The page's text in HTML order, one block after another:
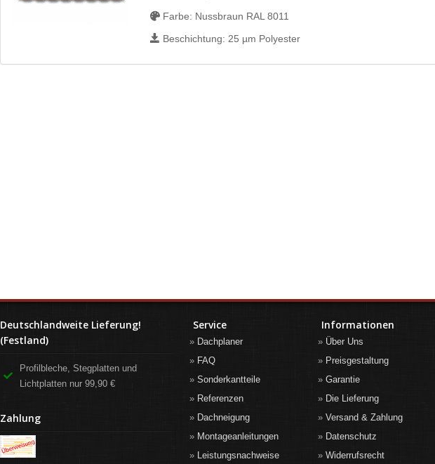
Farbe: Nussbraun RAL 8011
Beschichtung: 25 µm Polyester
Deutschlandweite Lieferung!
(Festland)
Profilbleche, Stegplatten und
Lichtplatten nur 99,90 €
Zahlung
Service
Dachplaner
FAQ
Sonderkantteile
Referenzen
Dachneigung
Montageanleitungen
Leistungsnachweise
Informationen
Über Uns
Preisgestaltung
Garantie
Die Lieferung
Versand & Zahlung
Datenschutz
Widerrufsrecht